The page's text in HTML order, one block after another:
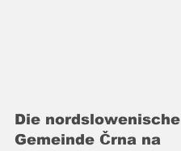
Die nordslowenische
Gemeinde Črna na